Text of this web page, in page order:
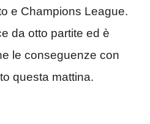
e Champions League.
da otto partite ed è
le conseguenze con
questa mattina.